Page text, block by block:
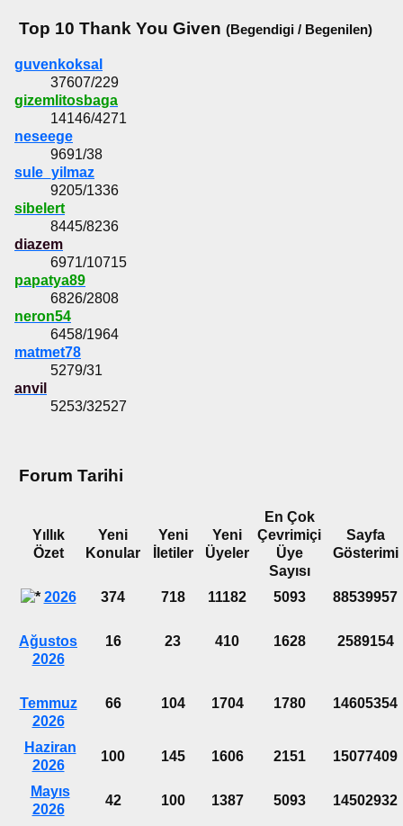
Top 10 Thank You Given (Begendigi / Begenilen)
guvenkoksal
37607/229
gizemlitosbaga
14146/4271
neseege
9691/38
sule_yilmaz
9205/1336
sibelert
8445/8236
diazem
6971/10715
papatya89
6826/2808
neron54
6458/1964
matmet78
5279/31
anvil
5253/32527
Forum Tarihi
Yıllık
Özet
Yeni
Konular
Yeni
İletiler
Yeni
Üyeler
En Çok
Çevrimiçi
Üye
Sayısı
Sayfa
Gösterimi
2026 374 718 11182 5093 88539957
Ağustos
2026
16 23 410 1628 2589154
Temmuz
2026
66 104 1704 1780 14605354
Haziran
2026
100 145 1606 2151 15077409
Mayıs
2026
42 100 1387 5093 14502932